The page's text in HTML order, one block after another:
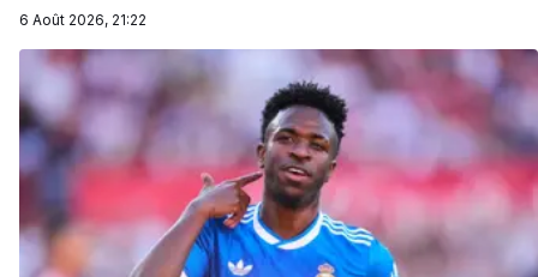
6 Août 2026, 21:22